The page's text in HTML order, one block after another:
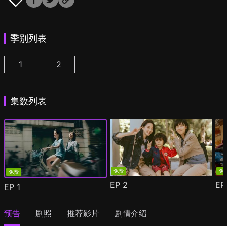
季别列表
第一次遇见花香的那刻 第1季 第1集
1 第一次遇见花香的那刻 第2季 第1集
2
集数列表
免费
EP 1
免费
EP 2
免
预告 剧照 推荐影片 剧情介绍